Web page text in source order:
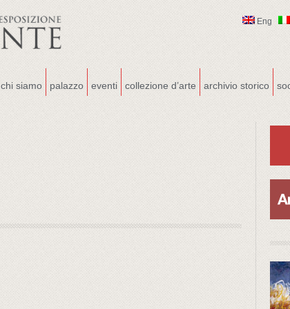
Eng
chi siamo palazzo eventi collezione d’arte archivio storico